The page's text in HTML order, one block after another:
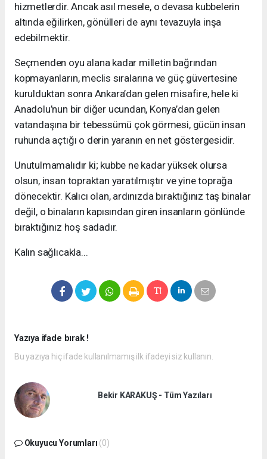
hizmetlerdir. Ancak asıl mesele, o devasa kubbelerin
altında eğilirken, gönülleri de aynı tevazuyla inşa
edebilmektir.
Seçmenden oyu alana kadar milletin bağrından
kopmayanların, meclis sıralarına ve güç güvertesine
kurulduktan sonra Ankara’dan gelen misafire, hele ki
Anadolu’nun bir diğer ucundan, Konya’dan gelen
vatandaşına bir tebessümü çok görmesi, gücün insan
ruhunda açtığı o derin yaranın en net göstergesidir.
Unutulmamalıdır ki; kubbe ne kadar yüksek olursa
olsun, insan topraktan yaratılmıştır ve yine toprağa
dönecektir. Kalıcı olan, ardınızda bıraktığınız taş binalar
değil, o binaların kapısından giren insanların gönlünde
bıraktığınız hoş sadadır.
Kalın sağlıcakla...
Yazıya ifade bırak !
Bu yazıya hiç ifade kullanılmamış ilk ifadeyi siz kullanın.
Bekir KARAKUŞ - Tüm Yazıları
Okuyucu Yorumları (0)